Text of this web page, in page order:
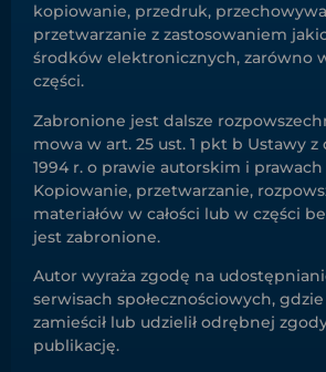
kopiowanie, przedruk,
przetwarzanie z zastosowaniem
środków elektronicznych, zarówno
części.
Zabronione jest dalsze
mowa w art. 25 ust. 1 pkt b Ustawy
1994 r. o prawie autorskim i
Kopiowanie, przetwarzanie,
materiałów w całości lub w części
jest zabronione.
Autor wyraża zgodę na
serwisach społecznościowych,
zamieścił lub udzielił odrębnej
publikację.